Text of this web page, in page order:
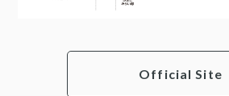
Official Site